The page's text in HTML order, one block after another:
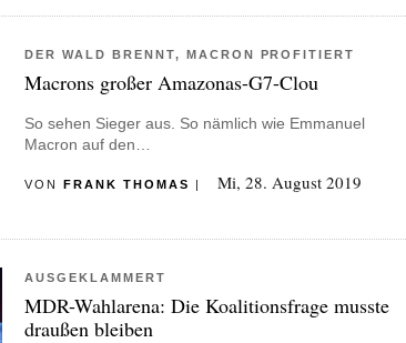
DER WALD BRENNT, MACRON PROFITIERT
Macrons großer Amazonas-G7-Clou
So sehen Sieger aus. So nämlich wie Emmanuel
Macron auf den…
VON FRANK THOMAS | Mi, 28. August 2019
AUSGEKLAMMERT
MDR-Wahlarena: Die Koalitionsfrage musste
draußen bleiben